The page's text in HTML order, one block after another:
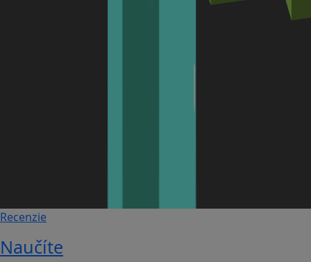
Recenzie
Naučíte